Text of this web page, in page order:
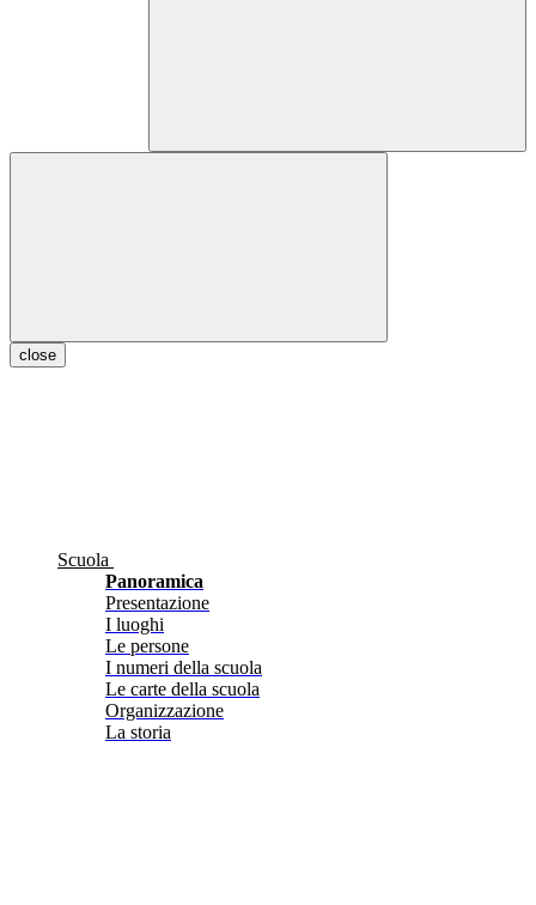
close
Scuola
Panoramica
Presentazione
I luoghi
Le persone
I numeri della scuola
Le carte della scuola
Organizzazione
La storia